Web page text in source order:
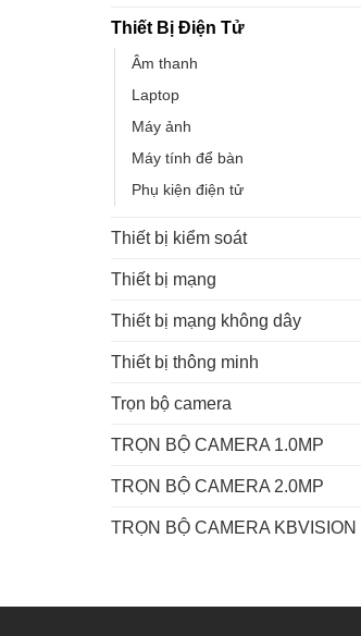
Thiết Bị Điện Tử
Âm thanh
Laptop
Máy ảnh
Máy tính để bàn
Phụ kiện điện tử
Thiết bị kiểm soát
Thiết bị mạng
Thiết bị mạng không dây
Thiết bị thông minh
Trọn bộ camera
TRỌN BỘ CAMERA 1.0MP
TRỌN BỘ CAMERA 2.0MP
TRỌN BỘ CAMERA KBVISION